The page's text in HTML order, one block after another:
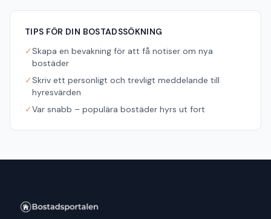
TIPS FÖR DIN BOSTADSSÖKNING
✓Skapa en bevakning för att få notiser om nya
bostäder
✓Skriv ett personligt och trevligt meddelande till
hyresvärden
✓Var snabb – populära bostäder hyrs ut fort